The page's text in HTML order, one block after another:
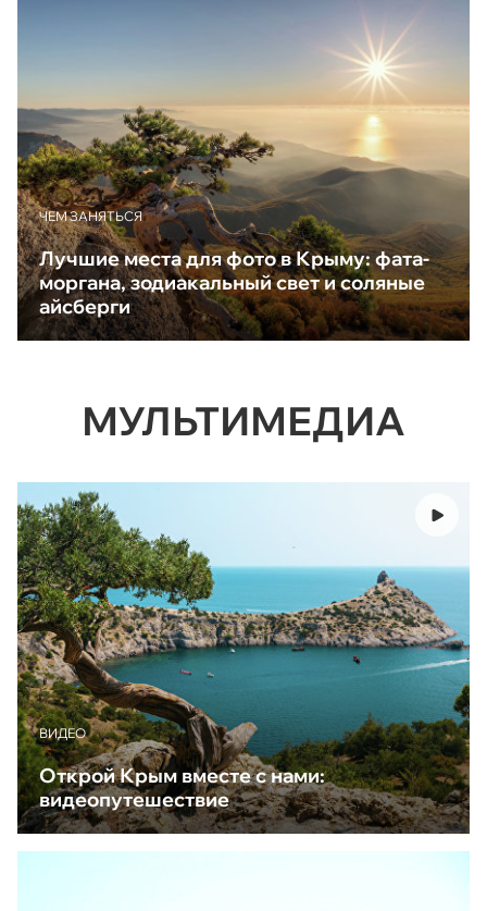
ЧЕМ ЗАНЯТЬСЯ
Лучшие места для фото в Крыму: фата-
моргана, зодиакальный свет и соляные
айсберги
МУЛЬТИМЕДИА
ВИДЕО
Открой Крым вместе с нами:
видеопутешествие